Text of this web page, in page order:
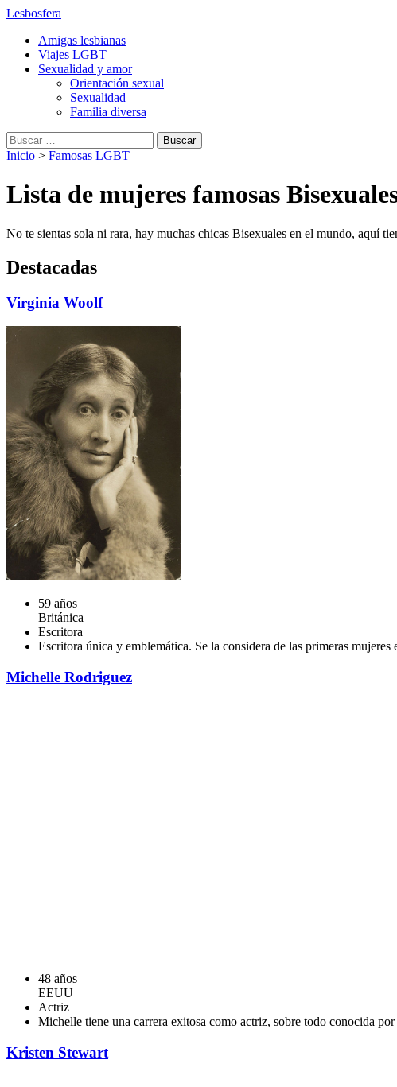
Lesbosfera
Amigas lesbianas
Viajes LGBT
Sexualidad y amor
Orientación sexual
Sexualidad
Familia diversa
Buscar:
Inicio > Famosas LGBT
Archivos:
Lista de mujeres famosas
No te sientas sola ni rara, hay muchas chicas Bisexuales en el mundo, aquí
Destacadas
Virginia Woolf
59 años
Británica
Escritora
Escritora única y emblemática. Se la considera de las primeras
Michelle Rodriguez
48 años
EEUU
Actriz
Michelle tiene una carrera exitosa como actriz, sobre todo conocida
Kristen Stewart